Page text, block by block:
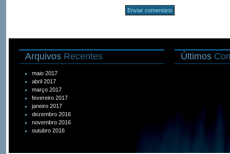
Arquivos Recentes
maio 2017
abril 2017
março 2017
fevereiro 2017
janeiro 2017
dezembro 2016
novembro 2016
outubro 2016
Últimos